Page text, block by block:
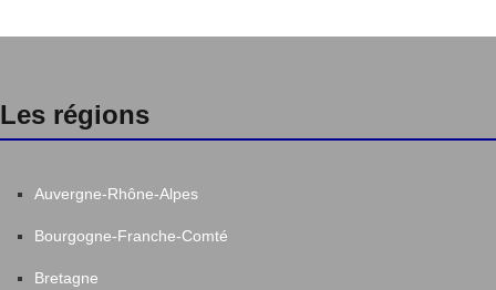
Les régions
Auvergne-Rhône-Alpes
Bourgogne-Franche-Comté
Bretagne